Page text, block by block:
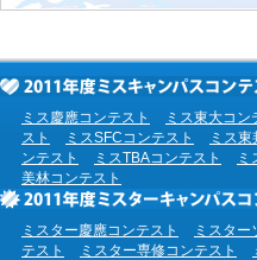
ミス慶應コンテスト
ミス東大コン
スト
ミスSFCコンテスト
ミス
ンテスト
ミスTBAコンテスト
ミ
美林コンテスト
ミスター慶應コンテスト
ミスタ
テスト
ミスター専修コンテスト